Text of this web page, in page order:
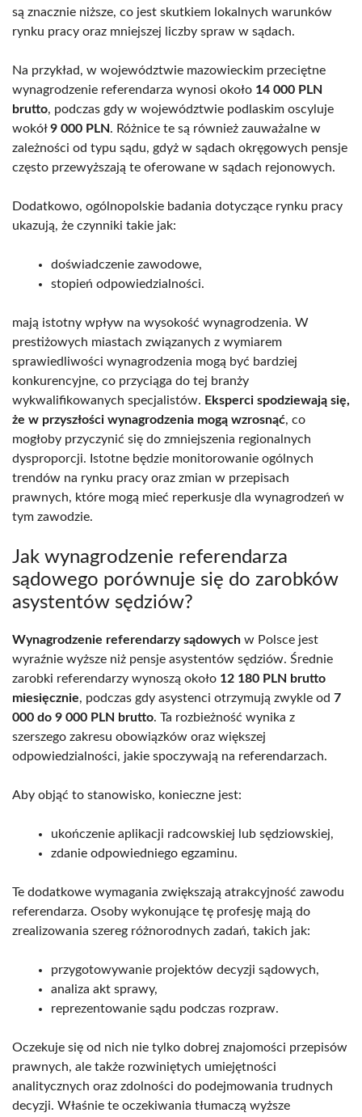
są znacznie niższe, co jest skutkiem lokalnych warunków
rynku pracy oraz mniejszej liczby spraw w sądach.
Na przykład, w województwie mazowieckim przeciętne
wynagrodzenie referendarza wynosi około 14 000 PLN
brutto, podczas gdy w województwie podlaskim oscyluje
wokół9 000 PLN. Różnice te są również zauważalne w
zależności od typu sądu, gdyż w sądach okręgowych pensje
często przewyższają te oferowane w sądach rejonowych.
Dodatkowo, ogólnopolskie badania dotyczące rynku pracy
ukazują, że czynniki takie jak:
doświadczenie zawodowe,
stopień odpowiedzialności.
mają istotny wpływ na wysokość wynagrodzenia. W
prestiżowych miastach związanych z wymiarem
sprawiedliwości wynagrodzenia mogą być bardziej
konkurencyjne, co przyciąga do tej branży
wykwalifikowanych specjalistów. Eksperci spodziewają się,
że w przyszłości wynagrodzenia mogą wzrosnąć, co
mogłoby przyczynić się do zmniejszenia regionalnych
dysproporcji. Istotne będzie monitorowanie ogólnych
trendów na rynku pracy oraz zmian w przepisach
prawnych, które mogą mieć reperkusje dla wynagrodzeń w
tym zawodzie.
Jak wynagrodzenie referendarza
sądowego porównuje się do zarobków
asystentów sędziów?
Wynagrodzenie referendarzy sądowych w Polsce jest
wyraźnie wyższe niż pensje asystentów sędziów. Średnie
zarobki referendarzy wynoszą około 12 180 PLN brutto
miesięcznie, podczas gdy asystenci otrzymują zwykle od 7
000 do 9 000 PLN brutto. Ta rozbieżność wynika z
szerszego zakresu obowiązków oraz większej
odpowiedzialności, jakie spoczywają na referendarzach.
Aby objąć to stanowisko, konieczne jest:
ukończenie aplikacji radcowskiej lub sędziowskiej,
zdanie odpowiedniego egzaminu.
Te dodatkowe wymagania zwiększają atrakcyjność zawodu
referendarza. Osoby wykonujące tę profesję mają do
zrealizowania szereg różnorodnych zadań, takich jak:
przygotowywanie projektów decyzji sądowych,
analiza akt sprawy,
reprezentowanie sądu podczas rozpraw.
Oczekuje się od nich nie tylko dobrej znajomości przepisów
prawnych, ale także rozwiniętych umiejętności
analitycznych oraz zdolności do podejmowania trudnych
decyzji. Właśnie te oczekiwania tłumaczą wyższe